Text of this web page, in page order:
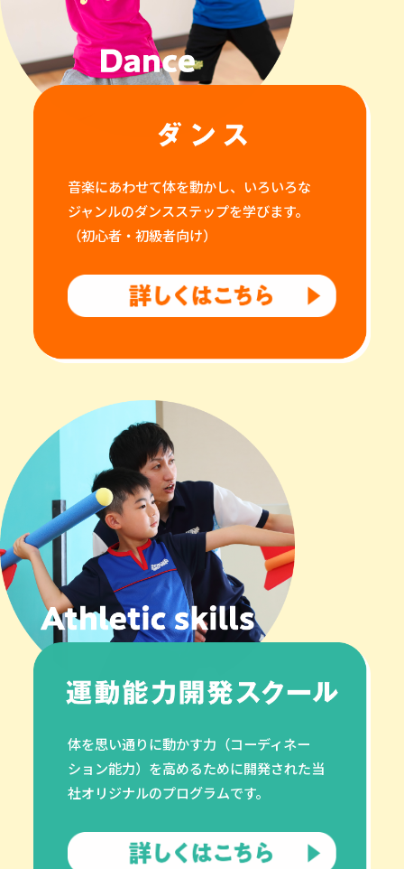
音楽にあわせて体を動かし、いろいろな
ジャンルのダンスステップを学びます。
（初心者・初級者向け）
体を思い通りに動かす力（コーディネー
ション能力）を高めるために開発された当
社オリジナルのプログラムです。